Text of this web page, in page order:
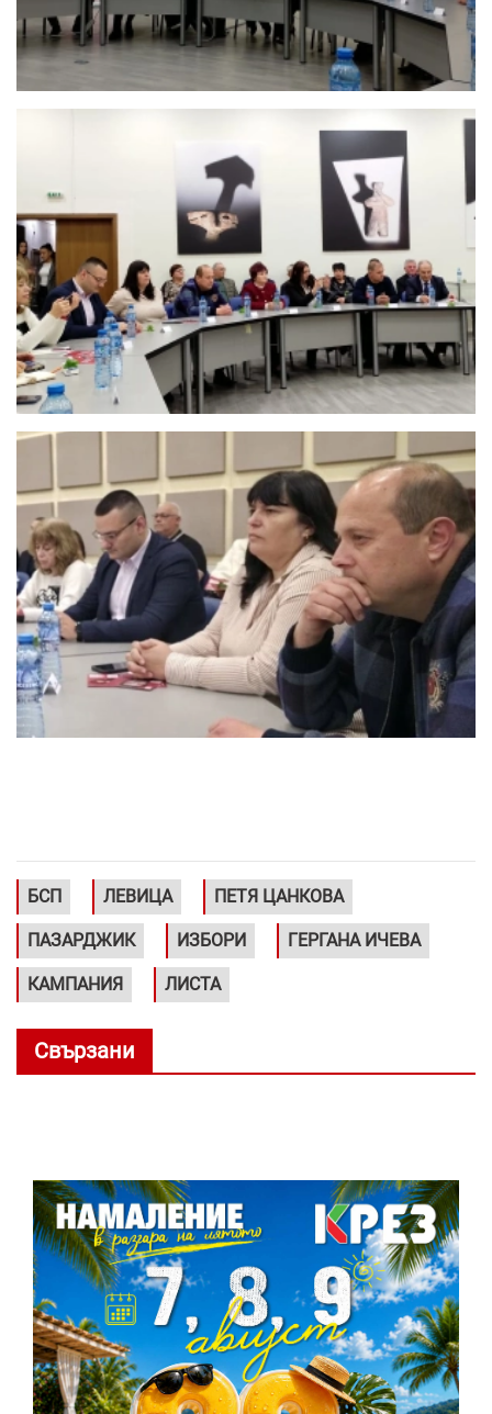
БСП ЛЕВИЦА ПЕТЯ ЦАНКОВА
ПАЗАРДЖИК ИЗБОРИ ГЕРГАНА ИЧЕВА
КАМПАНИЯ ЛИСТА
Свързани